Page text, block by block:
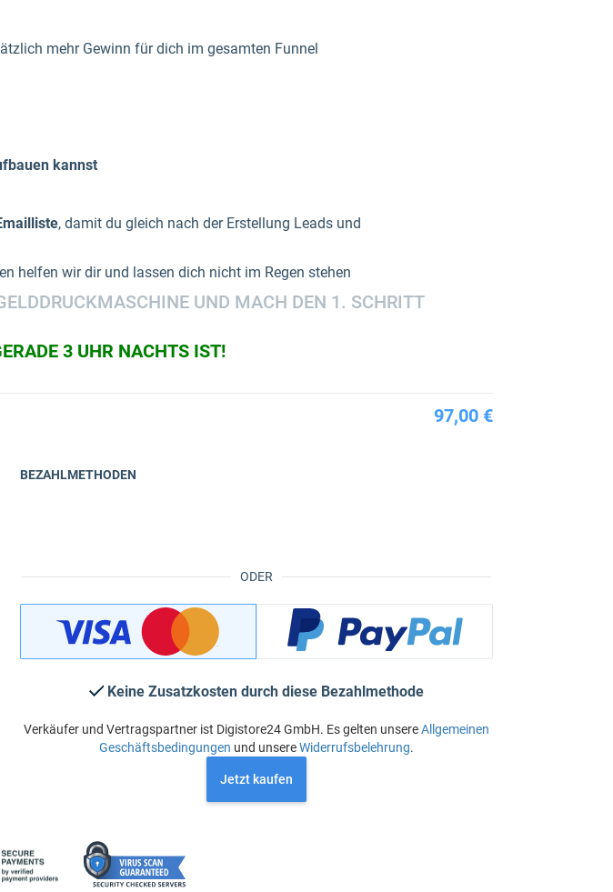
mehr Gewinn für dich im gesamten Funnel
kannst
, damit du gleich nach der Erstellung Leads und
helfen wir dir und lassen dich nicht im Regen stehen
UND MACH DEN 1. SCHRITT
3 UHR NACHTS IST!
97,00 €
ODER
BEZAHLMETHODEN
Keine Zusatzkosten durch diese Bezahlmethode
Verkäufer und Vertragspartner ist Digistore24 GmbH. Es gelten unsereAllgemeinen
Geschäftsbedingungen und unsereWiderrufsbelehrung.
Jetzt kaufen